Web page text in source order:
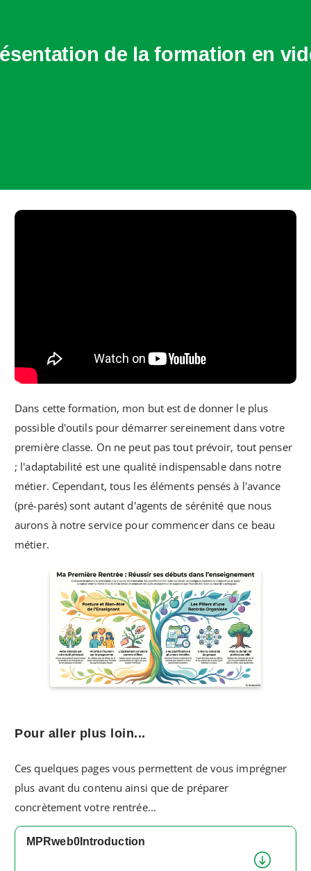
de la formation en
Dans cette formation, mon but est de donner le plus
possible d'outils pour démarrer sereinement dans votre
première classe. On ne peut pas tout prévoir, tout penser
; l'adaptabilité est une qualité indispensable dans notre
métier. Cependant, tous les éléments pensés à l'avance
(pré-parés) sont autant d'agents de sérénité que nous
aurons à notre service pour commencer dans ce beau
métier.
Pour aller plus loin...
Ces quelques pages vous permettent de vous imprégner
plus avant du contenu ainsi que de préparer
concrètement votre rentrée...
MPRweb0Introduction